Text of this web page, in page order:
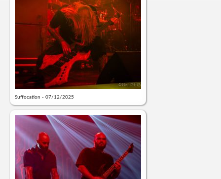
Suffocation - 07/12/2025